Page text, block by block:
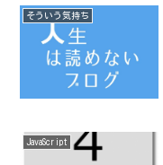
そういう気持ち
JavaScript